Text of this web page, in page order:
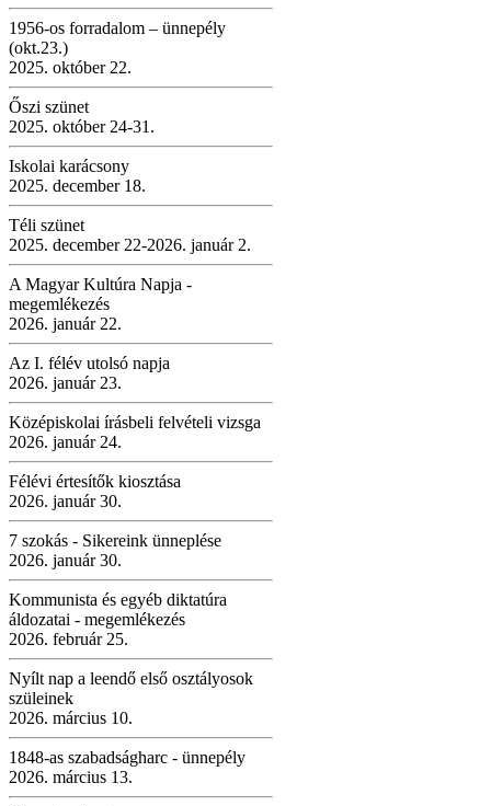
1956-os forradalom – ünnepély
(okt.23.)
2025. október 22.
Őszi szünet
2025. október 24-31.
Iskolai karácsony
2025. december 18.
Téli szünet
2025. december 22-2026. január 2.
A Magyar Kultúra Napja -
megemlékezés
2026. január 22.
Az I. félév utolsó napja
2026. január 23.
Középiskolai írásbeli felvételi vizsga
2026. január 24.
Félévi értesítők kiosztása
2026. január 30.
7 szokás - Sikereink ünneplése
2026. január 30.
Kommunista és egyéb diktatúra
áldozatai - megemlékezés
2026. február 25.
Nyílt nap a leendő első osztályosok
szüleinek
2026. március 10.
1848-as szabadságharc - ünnepély
2026. március 13.